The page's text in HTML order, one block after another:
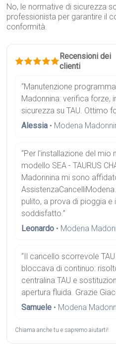
No, le normative di sicurezza
professionista per garantire il
conformità.
Recensioni dei
clienti
“Manutenzione
Madonnina: verifica forze,
sicurezza su TAU. Ottimo
Alessia • Modena
“Per l'installazione del mio
modello SEA - TAURUS
Madonnina mi sono
pulito, a prova di pioggia e
soddisfatto.”
Leonardo • Modena
“Il cancello scorrevole
bloccava di continuo:
centralina TAU e
apertura fluida. Grazie
Samuele • Modena
Chiama anche tu e sapremo aiutarti!